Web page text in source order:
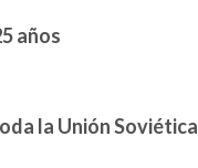
años
la Unión Soviética